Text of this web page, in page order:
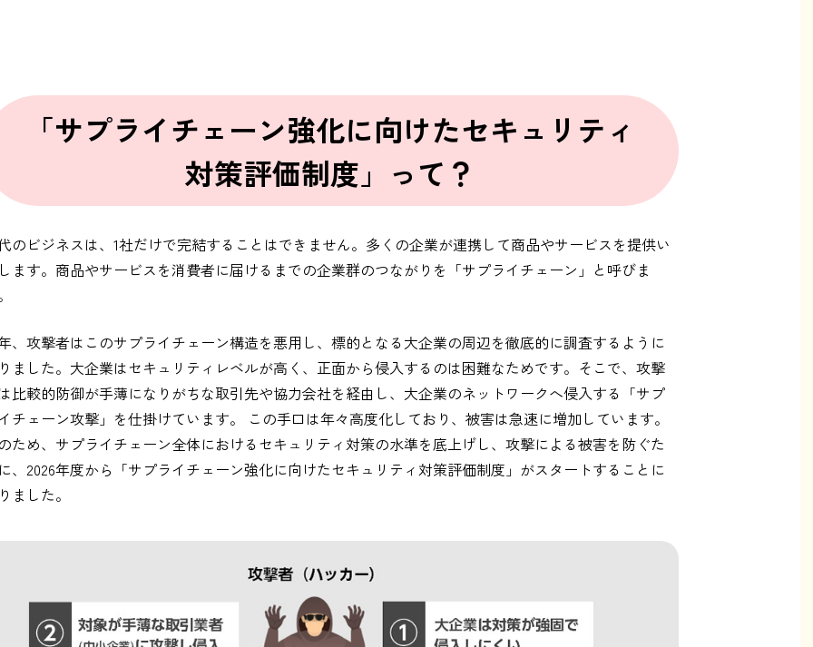
「サプライチェーン強化に向けたセキュリティ
対策評価制度」って？
のビジネスは、1社だけで完結することはできません。多くの企業が連携して商品やサービスを提供い
ます。商品やサービスを消費者に届けるまでの企業群のつながりを「サプライチェーン」と呼びま
、攻撃者はこのサプライチェーン構造を悪用し、標的となる大企業の周辺を徹底的に調査するように
ました。大企業はセキュリティレベルが高く、正面から侵入するのは困難なためです。そこで、攻撃
比較的防御が手薄になりがちな取引先や協力会社を経由し、大企業のネットワークへ侵入する「サプ
チェーン攻撃」を仕掛けています。 この手口は年々高度化しており、被害は急速に増加しています。
ため、サプライチェーン全体におけるセキュリティ対策の水準を底上げし、攻撃による被害を防ぐた
、2026年度から「サプライチェーン強化に向けたセキュリティ対策評価制度」がスタートすることに
ました。